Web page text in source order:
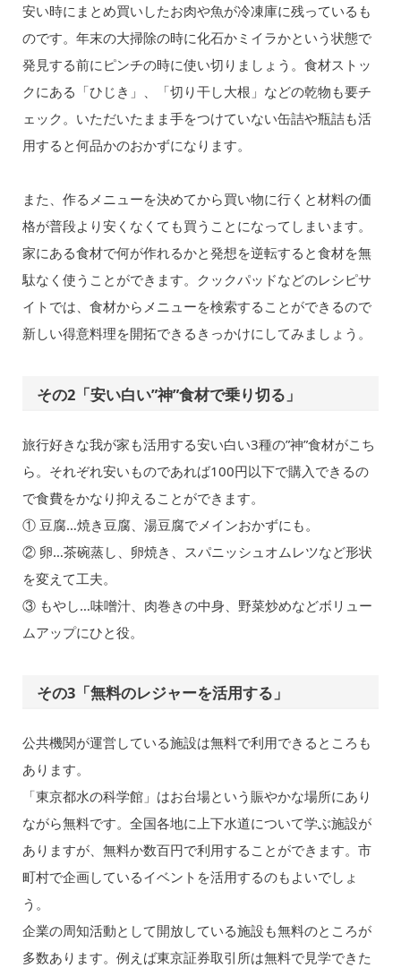
安い時にまとめ買いしたお肉や魚が冷凍庫に残っているも
のです。年末の大掃除の時に化石かミイラかという状態で
発見する前にピンチの時に使い切りましょう。食材ストッ
クにある「ひじき」、「切り干し大根」などの乾物も要チ
ェック。いただいたまま手をつけていない缶詰や瓶詰も活
用すると何品かのおかずになります。
また、作るメニューを決めてから買い物に行くと材料の価
格が普段より安くなくても買うことになってしまいます。
家にある食材で何が作れるかと発想を逆転すると食材を無
駄なく使うことができます。クックパッドなどのレシピサ
イトでは、食材からメニューを検索することができるので
新しい得意料理を開拓できるきっかけにしてみましょう。
その2「安い白い”神”食材で乗り切る」
旅行好きな我が家も活用する安い白い3種の”神”食材がこち
ら。それぞれ安いものであれば100円以下で購入できるの
で食費をかなり抑えることができます。
① 豆腐…焼き豆腐、湯豆腐でメインおかずにも。
② 卵…茶碗蒸し、卵焼き、スパニッシュオムレツなど形状
を変えて工夫。
③ もやし…味噌汁、肉巻きの中身、野菜炒めなどボリュー
ムアップにひと役。
その3「無料のレジャーを活用する」
公共機関が運営している施設は無料で利用できるところも
あります。
「東京都水の科学館」はお台場という賑やかな場所にあり
ながら無料です。全国各地に上下水道について学ぶ施設が
ありますが、無料か数百円で利用することができます。市
町村で企画しているイベントを活用するのもよいでしょ
う。
企業の周知活動として開放している施設も無料のところが
多数あります。例えば東京証券取引所は無料で見学できた